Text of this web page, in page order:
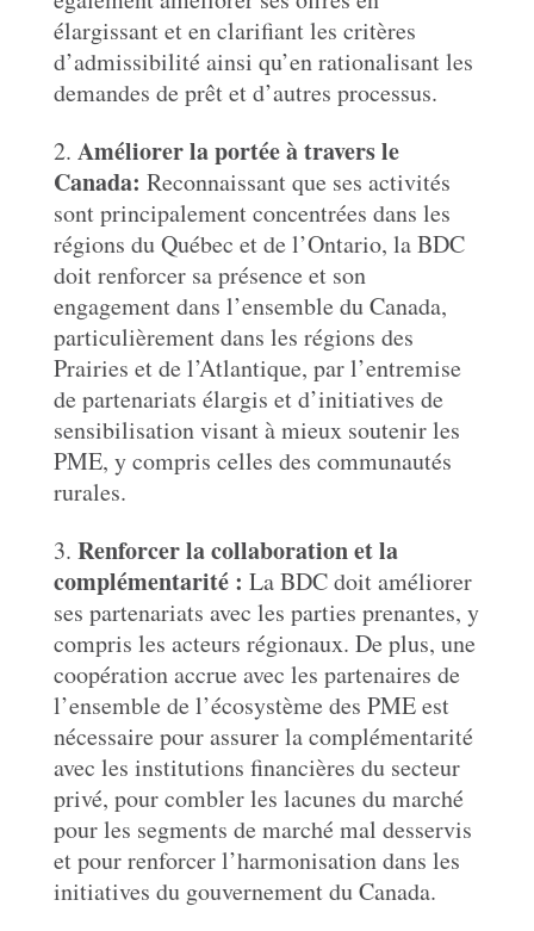
élargissant et en clarifiant les critères
d’admissibilité ainsi qu’en rationalisant les
demandes de prêt et d’autres processus.
Améliorer la portée à travers le
Canada: Reconnaissant que ses activités
sont principalement concentrées dans les
régions du Québec et de l’Ontario, la BDC
doit renforcer sa présence et son
engagement dans l’ensemble du Canada,
particulièrement dans les régions des
Prairies et de l’Atlantique, par l’entremise
de partenariats élargis et d’initiatives de
sensibilisation visant à mieux soutenir les
PME, y compris celles des communautés
rurales.
Renforcer la collaboration et la
complémentarité : La BDC doit améliorer
ses partenariats avec les parties prenantes, y
compris les acteurs régionaux. De plus, une
coopération accrue avec les partenaires de
l’ensemble de l’écosystème des PME est
nécessaire pour assurer la complémentarité
avec les institutions financières du secteur
privé, pour combler les lacunes du marché
pour les segments de marché mal desservis
et pour renforcer l’harmonisation dans les
initiatives du gouvernement du Canada.